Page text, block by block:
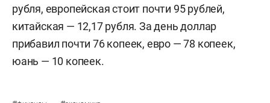
рубля, европейская стоит почти 95 рублей,
китайская — 12,17 рубля. За день доллар
прибавил почти 76 копеек, евро — 78 копеек,
юань — 10 копеек.